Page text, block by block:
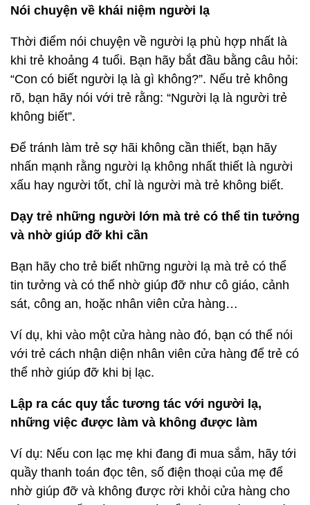
Nói chuyện về khái niệm người lạ
Thời điểm nói chuyện về người lạ phù hợp nhất là
khi trẻ khoảng 4 tuổi. Bạn hãy bắt đầu bằng câu hỏi:
“Con có biết người lạ là gì không?”. Nếu trẻ không
rõ, bạn hãy nói với trẻ rằng: “Người lạ là người trẻ
không biết”.
Để tránh làm trẻ sợ hãi không cần thiết, bạn hãy
nhấn mạnh rằng người lạ không nhất thiết là người
xấu hay người tốt, chỉ là người mà trẻ không biết.
Dạy trẻ những người lớn mà trẻ có thể tin tưởng
và nhờ giúp đỡ khi cần
Bạn hãy cho trẻ biết những người lạ mà trẻ có thể
tin tưởng và có thể nhờ giúp đỡ như cô giáo, cảnh
sát, công an, hoặc nhân viên cửa hàng…
Ví dụ, khi vào một cửa hàng nào đó, bạn có thể nói
với trẻ cách nhận diện nhân viên cửa hàng để trẻ có
thể nhờ giúp đỡ khi bị lạc.
Lập ra các quy tắc tương tác với người lạ,
những việc được làm và không được làm
Ví dụ: Nếu con lạc mẹ khi đang đi mua sắm, hãy tới
quầy thanh toán đọc tên, số điện thoại của mẹ để
nhờ giúp đỡ và không được rời khỏi cửa hàng cho